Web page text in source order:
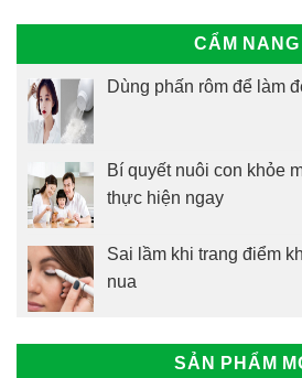
CẨM NANG
Dùng phấn rôm để làm
Bí quyết nuôi con khỏe
thực hiện ngay
Sai lầm khi trang điểm
nua
SẢN PHẨM